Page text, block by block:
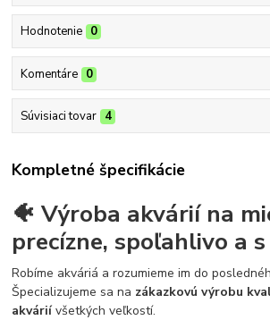
Hodnotenie 0
Komentáre 0
Súvisiaci tovar 4
Kompletné špecifikácie
🐠 Výroba akvárií na
precízne, spoľahlivo a
Robíme akváriá a rozumieme im do
Špecializujeme sa na zákazkovú výrobu
akváriívšetkých veľkostí.